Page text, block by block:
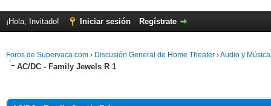
¡Hola, Invitado! Iniciar sesión Regístrate
Foros de Supervaca.com › Discusión General de Home Theater ›Audio y Música
AC/DC - Family Jewels R 1